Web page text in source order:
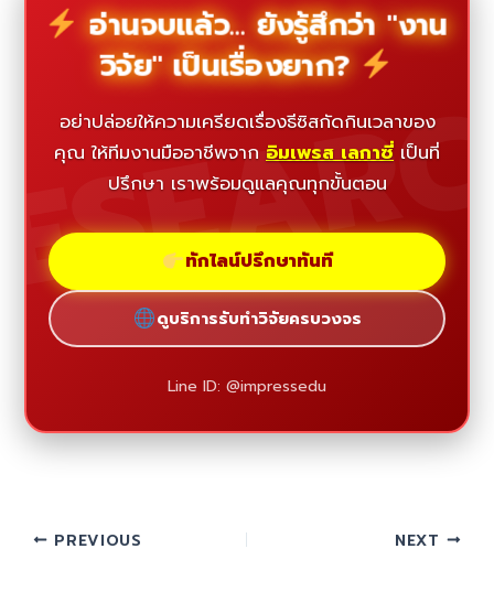
อ่านจบแล้ว... ยังรู้สึกว่า "งาน
วิจัย" เป็นเรื่องยาก?
อย่าปล่อยให้ความเครียดเรื่องธีซิสกัดกินเวลาของ
คุณ ให้ทีมงานมืออาชีพจาก อิมเพรส เลกาซี่ เป็นที่
ปรึกษา เราพร้อมดูแลคุณทุกขั้นตอน
ทักไลน์ปรึกษาทันที
ดูบริการรับทำวิจัยครบวงจร
Line ID: @impressedu
PREVIOUS NEXT